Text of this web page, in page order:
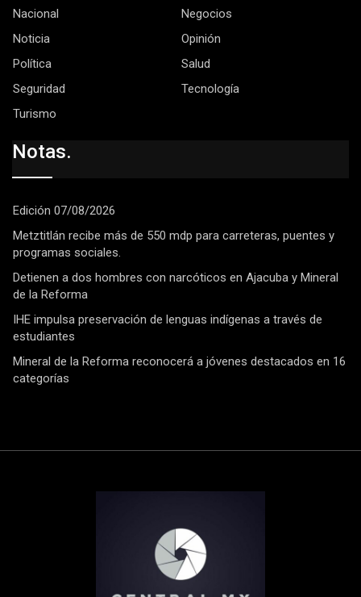
Nacional
Negocios
Noticia
Opinión
Política
Salud
Seguridad
Tecnología
Turismo
Notas.
Edición 07/08/2026
Metztitlán recibe más de 550 mdp para carreteras, puentes y
programas sociales.
Detienen a dos hombres con narcóticos en Ajacuba y Mineral
de la Reforma
IHE impulsa preservación de lenguas indígenas a través de
estudiantes
Mineral de la Reforma reconocerá a jóvenes destacados en 16
categorías